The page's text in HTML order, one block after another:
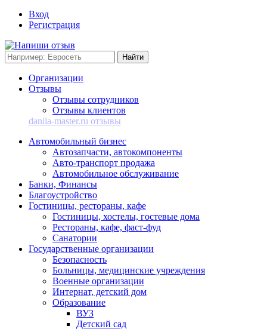
Вход
Регистрация
Организации
Отзывы
Отзывы сотрудников
Отзывы клиентов
danila-master.ru отзывы
Автомобильный бизнес
Автозапчасти, автокомпоненты
Авто-транспорт продажа
Автомобильное обслуживание
Банки, Финансы
Благоустройство
Гостиницы, рестораны, кафе
Гостиницы, хостелы, гостевые дома
Рестораны, кафе, фаст-фуд
Санатории
Государственные организации
Безопасность
Больницы, медицинские учреждения
Военные организации
Интернат, детский дом
Образование
ВУЗ
Детский сад